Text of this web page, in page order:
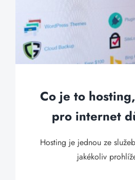
Co je to
pro internet
Hosting je jednou ze
jakékoliv